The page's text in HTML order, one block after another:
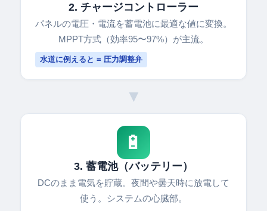
2. チャージコントローラー
パネルの電圧・電流を蓄電池に最適な値に変換。
MPPT方式（効率95〜97%）が主流。
水道に例えると = 圧力調整弁
▼
🔋
3. 蓄電池（バッテリー）
DCのまま電気を貯蔵。夜間や曇天時に放電して
使う。システムの心臓部。